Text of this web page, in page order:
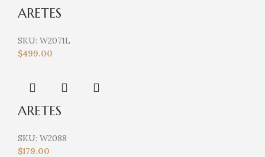
ARETES
SKU: W2071L
$499.00
ARETES
SKU: W2088
$179.00